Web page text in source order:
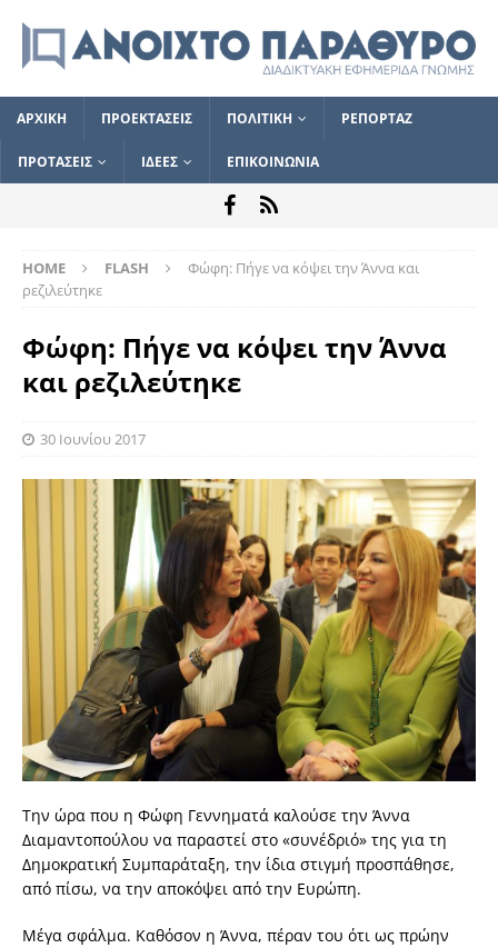
ΑΡΧΙΚΗ ΠΡΟΕΚΤΑΣΕΙΣ ΠΟΛΙΤΙΚΗ ΡΕΠΟΡΤΑΖ
ΠΡΟΤΑΣΕΙΣ ΙΔΕΕΣ ΕΠΙΚΟΙΝΩΝΙΑ
HOME FLASH
Φώφη: Πήγε να κόψει την Άννα και
ρεζιλεύτηκε
Φώφη: Πήγε να κόψει την Άννα
και ρεζιλεύτηκε
30 Ιουνίου 2017
Την ώρα που η Φώφη Γεννηματά καλούσε την Άννα
Διαμαντοπούλου να παραστεί στο «συνέδριό» της για τη
Δημοκρατική Συμπαράταξη, την ίδια στιγμή προσπάθησε,
από πίσω, να την αποκόψει από την Ευρώπη.
Μέγα σφάλμα. Καθόσον η Άννα, πέραν του ότι ως πρώην